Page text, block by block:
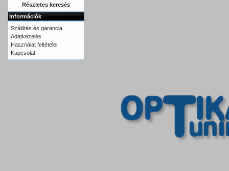
Részletes keresés
Információk
Szállítás és garancia
Adatkezelés
Használat feltételei
Kapcsolat